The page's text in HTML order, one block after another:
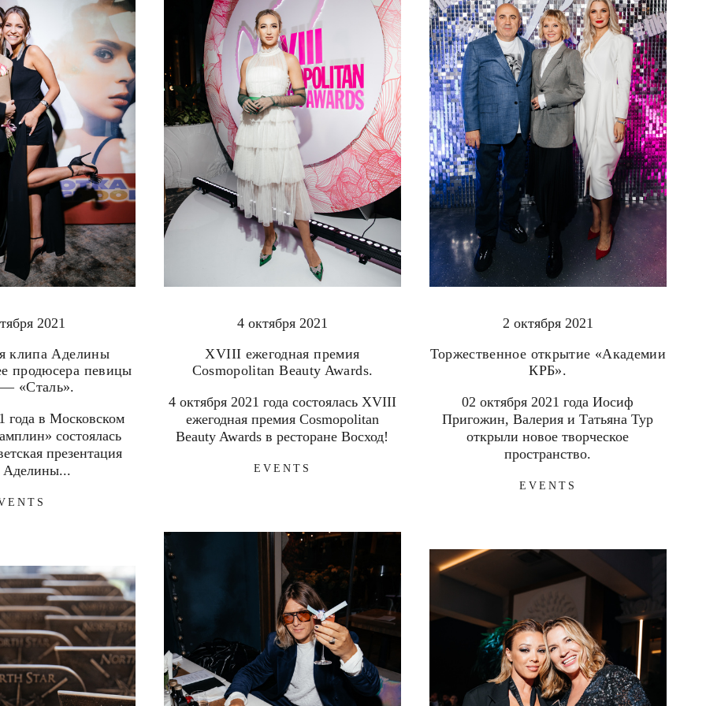
2021
клипа Аделины
продюсера певицы
«Сталь».
года в Московском
состоялась
презентация
Аделины...
4 октября 2021
XVIII ежегодная премия
Cosmopolitan Beauty Awards.
4 октября 2021 года состоялась XVIII
ежегодная премия Cosmopolitan
Beauty Awards в ресторане Восход!
EVENTS
2 октября 2021
Торжественное открытие «Академии
КРБ».
02 октября 2021 года Иосиф
Пригожин, Валерия и Татьяна Тур
открыли новое творческое
пространство.
EVENTS